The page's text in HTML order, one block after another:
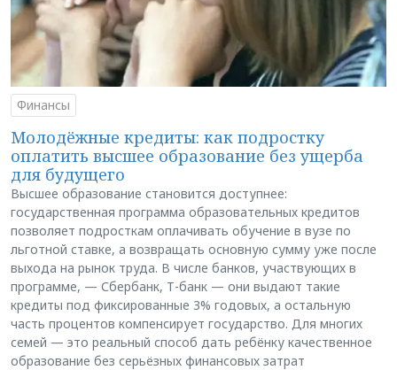
Финансы
Молодёжные кредиты: как подростку
оплатить высшее образование без ущерба
для будущего
Высшее образование становится доступнее:
государственная программа образовательных кредитов
позволяет подросткам оплачивать обучение в вузе по
льготной ставке, а возвращать основную сумму уже после
выхода на рынок труда. В числе банков, участвующих в
программе, — Сбербанк, Т-банк — они выдают такие
кредиты под фиксированные 3% годовых, а остальную
часть процентов компенсирует государство. Для многих
семей — это реальный способ дать ребёнку качественное
образование без серьёзных финансовых затрат